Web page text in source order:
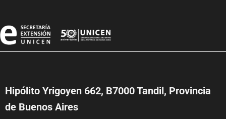
Hipólito Yrigoyen 662, B7000 Tandil, Provincia
de Buenos Aires